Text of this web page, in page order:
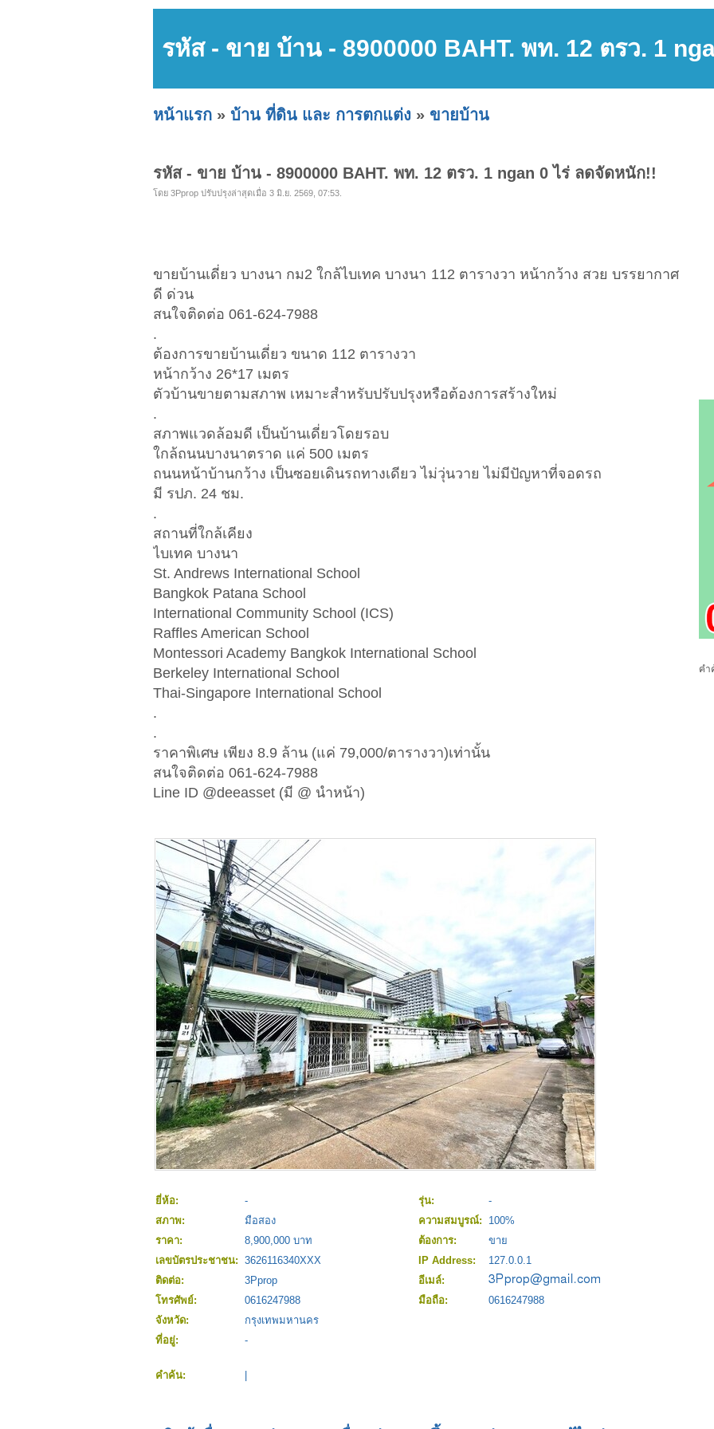
รหัส - ขาย บ้าน - 8900000 BAHT. พท. 12 ตรว. 1
หน้าแรก » บ้าน ที่ดิน และ การตกแต่ง » ขายบ้าน
รหัส - ขาย บ้าน - 8900000 BAHT. พท. 12 ตรว. 1 ngan 0 ไร่ ลดจัดหนัก!!
โดย 3Pprop ปรับปรุงล่าสุดเมื่อ 3 มิ.ย. 2569, 07:53.
ขายบ้านเดี่ยว บางนา กม2 ใกล้ไบเทค บางนา 112 ตารางวา หน้ากว้าง สวย บรรยากาศ
ดี ด่วน
สนใจติดต่อ 061-624-7988
.
ต้องการขายบ้านเดี่ยว ขนาด 112 ตารางวา
หน้ากว้าง 26*17 เมตร
ตัวบ้านขายตามสภาพ เหมาะสำหรับปรับปรุงหรือต้องการสร้างใหม่
.
สภาพแวดล้อมดี เป็นบ้านเดี่ยวโดยรอบ
ใกล้ถนนบางนาตราด แค่ 500 เมตร
ถนนหน้าบ้านกว้าง เป็นซอยเดินรถทางเดียว ไม่วุ่นวาย ไม่มีปัญหาที่จอดรถ
มี รปภ. 24 ชม.
.
สถานที่ใกล้เคียง
ไบเทค บางนา
St. Andrews International School
Bangkok Patana School
International Community School (ICS)
Raffles American School
Montessori Academy Bangkok International School
Berkeley International School
Thai-Singapore International School
.
.
ราคาพิเศษ เพียง 8.9 ล้าน (แค่ 79,000/ตารางวา)เท่านั้น
สนใจติดต่อ 061-624-7988
Line ID @deeasset (มี @ นำหน้า)
ยี่ห้อ: - รุ่น:
-
สภาพ:
มือสอง ความสมบูรณ์:
100%
ราคา:
8,900,000 บาท ต้องการ:
ขาย
เลขบัตรประชาชน: 3626116340XXX IP Address:
127.0.0.1
ติดต่อ:
3Pprop
อีเมล์:
โทรศัพย์:
0616247988 มือถือ:
0616247988
จังหวัด:
กรุงเทพมหานคร
ที่อยู่:
-
คำค้น:
คำ